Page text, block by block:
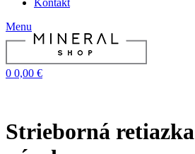
Kontakt
Menu
0 0,00 €
Strieborná